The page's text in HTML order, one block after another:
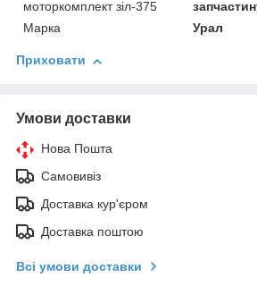
моторкомплект зіл-375
Марка
Урал
Приховати
Умови доставки
Нова Пошта
Самовивіз
Доставка кур'єром
Доставка поштою
Всі умови доставки